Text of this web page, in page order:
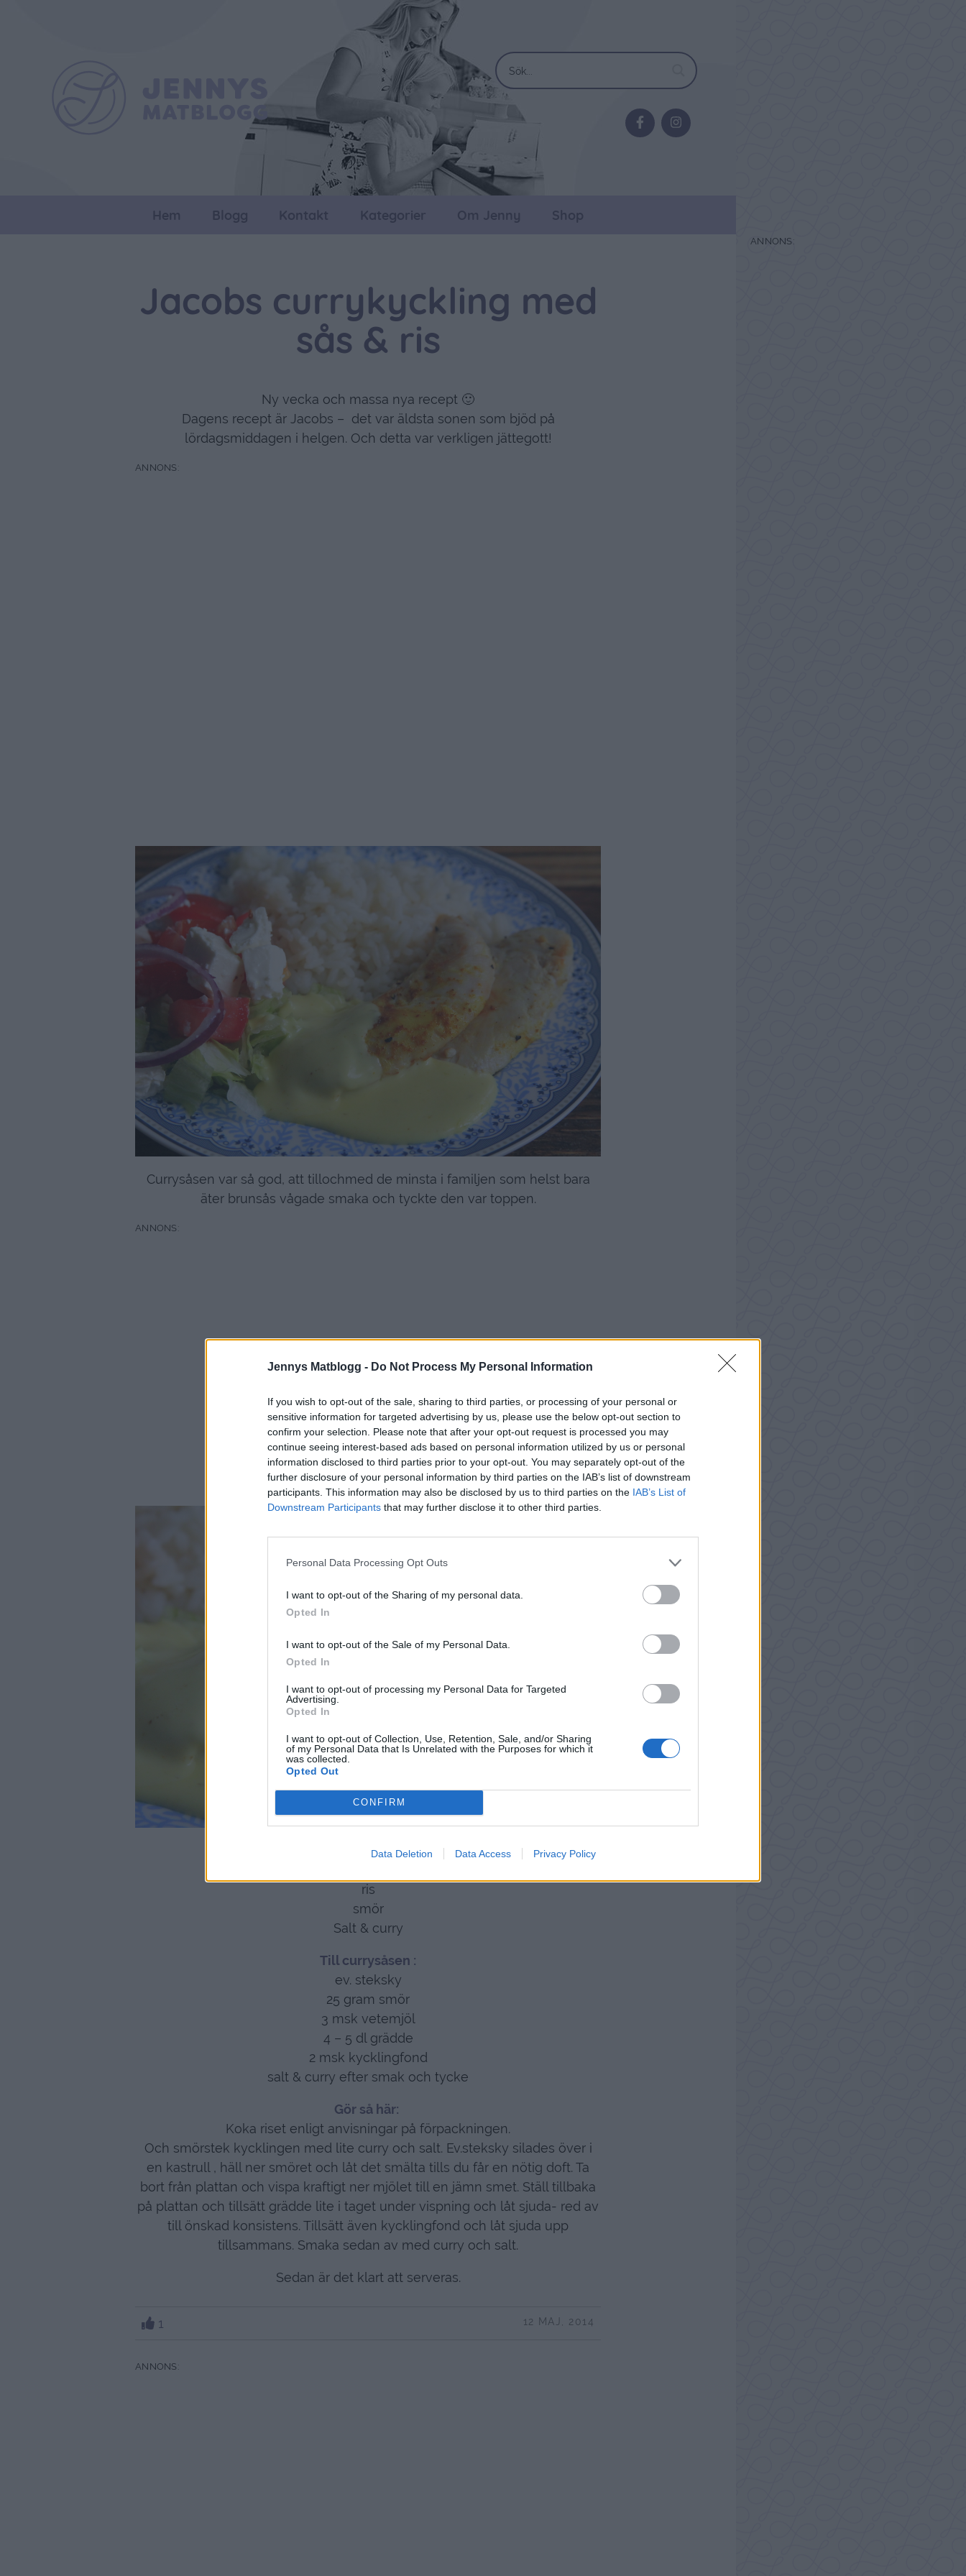
Jennys Matblogg - Do Not Process My Personal Information
If you wish to opt-out of the sale, sharing to third parties, or processing of your personal or
sensitive information for targeted advertising by us, please use the below opt-out section to
confirm your selection. Please note that after your opt-out request is processed you may
continue seeing interest-based ads based on personal information utilized by us or personal
information disclosed to third parties prior to your opt-out. You may separately opt-out of the
further disclosure of your personal information by third parties on the IAB’s list of downstream
participants. This information may also be disclosed by us to third parties on the IAB’s List of
Downstream Participants that may further disclose it to other third parties.
Personal Data Processing Opt Outs
I want to opt-out of the Sharing of my personal data.
Opted In
I want to opt-out of the Sale of my Personal Data.
Opted In
I want to opt-out of processing my Personal Data for Targeted
Advertising.
Opted In
I want to opt-out of Collection, Use, Retention, Sale, and/or Sharing
of my Personal Data that Is Unrelated with the Purposes for which it
was collected.
Opted Out
CONFIRM
Data Deletion Data Access Privacy Policy
Hem Blogg Kontakt Kategorier Om Jenny Shop
Jacobs currykyckling med
sås & ris
Ny vecka och massa nya recept 🙂
Dagens recept är Jacobs – det var äldsta sonen som bjöd på
lördagsmiddagen i helgen. Och detta var verkligen jättegott!
Currysåsen var så god, att tillochmed de minsta i familjen som helst bara
äter brunsås vågade smaka och tyckte den var toppen.
Det här behöver du till 6 personer
ris
smör
Salt & curry
Till currysåsen :
ev. steksky
25 gram smör
3 msk vetemjöl
4 – 5 dl grädde
2 msk kycklingfond
salt & curry efter smak och tycke
Gör så här:
Koka riset enligt anvisningar på förpackningen.
Och smörstek kycklingen med lite curry och salt. Ev.steksky silades över i
en kastrull , häll ner smöret och låt det smälta tills du får en nötig doft. Ta
bort från plattan och vispa kraftigt ner mjölet till en jämn smet. Ställ tillbaka
på plattan och tillsätt grädde lite i taget under vispning och låt sjuda- red av
till önskad konsistens. Tillsätt även kycklingfond och låt sjuda upp
tillsammans. Smaka sedan av med curry och salt.
Sedan är det klart att serveras.
1 12 MAJ, 2014